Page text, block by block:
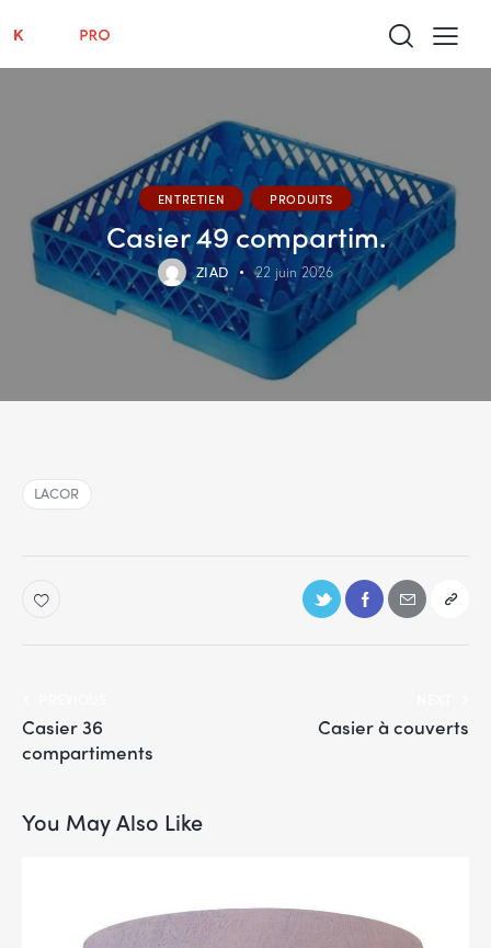
ENTRETIEN PRODUITS
Casier 49 compartim.
ZIAD 22 juin 2026
LACOR
Casier 36
compartiments
Casier à couverts
You May Also Like